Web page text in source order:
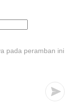
pada peramban ini